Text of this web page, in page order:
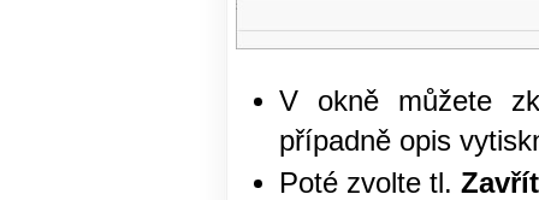
V okně můžete
případně opis
Poté zvolte tl. Zavřít